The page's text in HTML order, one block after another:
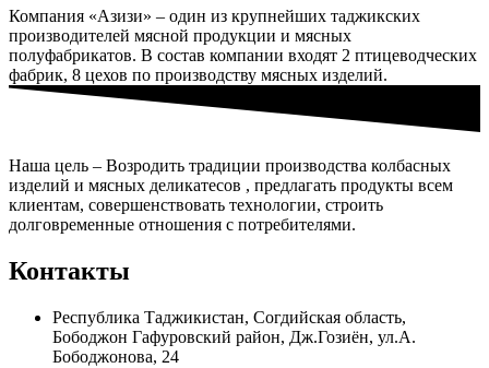
Компания «Азизи» – один из крупнейших таджикских
производителей мясной продукции и мясных
полуфабрикатов. В состав компании входят 2 птицеводческих
фабрик, 8 цехов по производству мясных изделий.
Наша цель – Возродить традиции производства колбасных
изделий и мясных деликатесов , предлагать продукты всем
клиентам, совершенствовать технологии, строить
долговременные отношения с потребителями.
Контакты
Республика Таджикистан, Согдийская область,
Бободжон Гафуровский район, Дж.Гозиён, ул.А.
Бободжонова, 24